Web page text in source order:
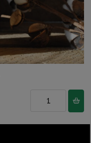
je
bent"
Ivoor
aantal
'Papa